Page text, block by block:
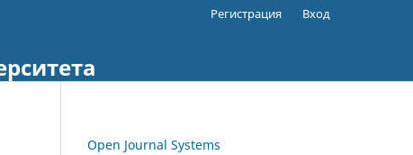
Регистрация Вход
Open Journal Systems